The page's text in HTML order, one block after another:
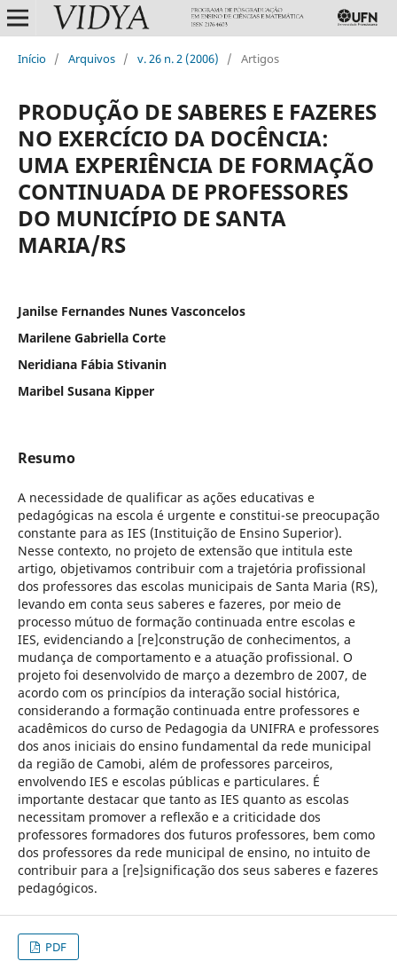
Início / Arquivos / v. 26 n. 2 (2006) / Artigos
PRODUÇÃO DE SABERES E FAZERES
NO EXERCÍCIO DA DOCÊNCIA:
UMA EXPERIÊNCIA DE FORMAÇÃO
CONTINUADA DE PROFESSORES
DO MUNICÍPIO DE SANTA
MARIA/RS
Janilse Fernandes Nunes Vasconcelos
Marilene Gabriella Corte
Neridiana Fábia Stivanin
Maribel Susana Kipper
Resumo
A necessidade de qualificar as ações educativas e
pedagógicas na escola é urgente e constitui-se preocupação
constante para as IES (Instituição de Ensino Superior).
Nesse contexto, no projeto de extensão que intitula este
artigo, objetivamos contribuir com a trajetória profissional
dos professores das escolas municipais de Santa Maria (RS),
levando em conta seus saberes e fazeres, por meio de
processo mútuo de formação continuada entre escolas e
IES, evidenciando a [re]construção de conhecimentos, a
mudança de comportamento e a atuação profissional. O
projeto foi desenvolvido de março a dezembro de 2007, de
acordo com os princípios da interação social histórica,
considerando a formação continuada entre professores e
acadêmicos do curso de Pedagogia da UNIFRA e professores
dos anos iniciais do ensino fundamental da rede municipal
da região de Camobi, além de professores parceiros,
envolvendo IES e escolas públicas e particulares. É
importante destacar que tanto as IES quanto as escolas
necessitam promover a reflexão e a criticidade dos
professores formadores dos futuros professores, bem como
dos professores da rede municipal de ensino, no intuito de
contribuir para a [re]significação dos seus saberes e fazeres
pedagógicos.
PDF